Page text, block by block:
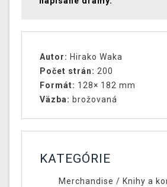
Autor: Hirako Waka
Počet strán: 200
Formát: 128× 182 mm
Väzba: brožovaná
KATEGÓRIE
Merchandise / Knihy a